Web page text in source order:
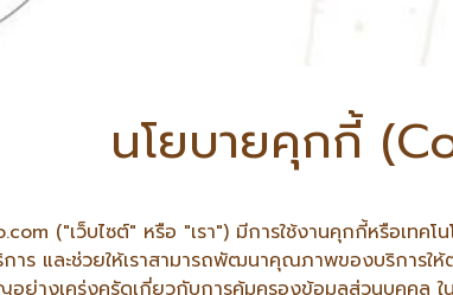
นโยบายคุกกี้
("เว็บไซต์" หรือ "เรา") มีการใช้งานคุกกี้หรือเทค
าร และช่วยให้เราสามารถพัฒนาคุณภาพของบริการใ
ญอย่างเคร่งครัดเกี่ยวกับการคุ้มครองข้อมูลส่วนบุคคล